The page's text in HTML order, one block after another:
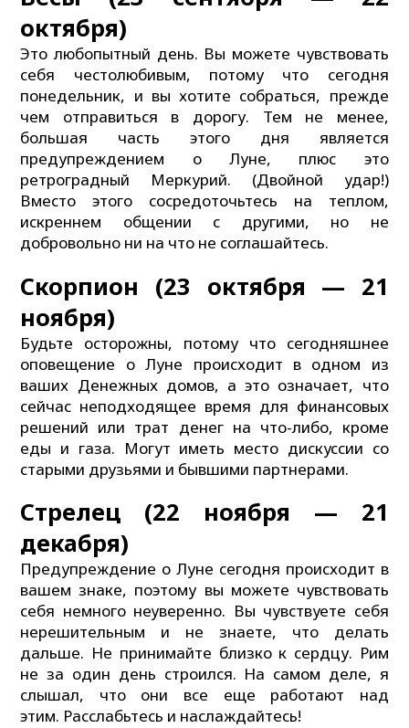
октября)
Это любопытный день. Вы можете чувствовать
себя честолюбивым, потому что сегодня
понедельник, и вы хотите собраться, прежде
чем отправиться в дорогу. Тем не менее,
большая часть этого дня является
предупреждением о Луне, плюс это
ретроградный Меркурий. (Двойной удар!)
Вместо этого сосредоточьтесь на теплом,
искреннем общении с другими, но не
добровольно ни на что не соглашайтесь.
Скорпион (23 октября — 21
ноября)
Будьте осторожны, потому что сегодняшнее
оповещение о Луне происходит в одном из
ваших Денежных домов, а это означает, что
сейчас неподходящее время для финансовых
решений или трат денег на что-либо, кроме
еды и газа. Могут иметь место дискуссии со
старыми друзьями и бывшими партнерами.
Стрелец (22 ноября — 21
декабря)
Предупреждение о Луне сегодня происходит в
вашем знаке, поэтому вы можете чувствовать
себя немного неуверенно. Вы чувствуете себя
нерешительным и не знаете, что делать
дальше. Не принимайте близко к сердцу. Рим
не за один день строился. На самом деле, я
слышал, что они все еще работают над
этим. Расслабьтесь и наслаждайтесь!